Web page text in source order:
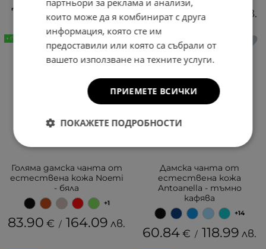
71.53 € / 139.90 лв. 79.90 € / 156.27 лв.
Голяма дамска чанта от
естествена кожа Noemi
- бяла
+1
83.90 € / 164.09 лв.
+ ПОДАРЪК!
Дамска чанта от
естествена кожа
Antoanella - тъмно
кафява
+14
60.84€ / 118.99 лв.
партньори за реклама и анализи,
които може да я комбинират с друга
информация, която сте им
предоставили или която са събрали от
вашето използване на техните услуги.
ПРИЕМЕТЕ ВСИЧКИ
ПОКАЖЕТЕ ПОДРОБНОСТИ